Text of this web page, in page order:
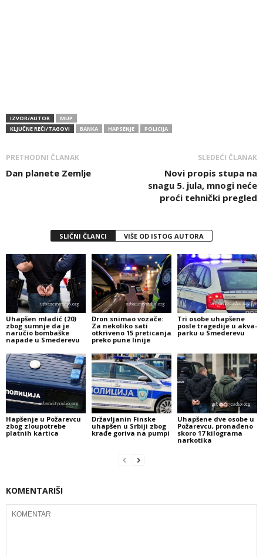
IZVOR/AUTOR
MUP
KLJUČNE REČI/TAGOVI
BANKA HAPSENJE POLICIJA
PRETHODNI ČLANAK
Dan planete Zemlje
SLEDEĆI ČLANAK
Novi propis stupa na
snagu 5. jula, mnogi neće
proći tehnički pregled
SLIČNI ČLANCI VIŠE OD ISTOG AUTORA
Uhapšen mladić (20)
zbog sumnje da je
naručio bombaške
napade u Smederevu
Dron snimao vozače:
Za nekoliko sati
otkriveno 15 preticanja
preko pune linije
Tri osobe uhapšene
posle tragedije u akva-
parku u Smederevu
Hapšenje u Požarevcu
zbog zloupotrebe
platnih kartica
Državljanin Finske
uhapšen u Srbiji zbog
krađe goriva na pumpi
Uhapšene dve osobe u
Požarevcu, pronađeno
skoro 17 kilograma
narkotika
KOMENTARIŠI